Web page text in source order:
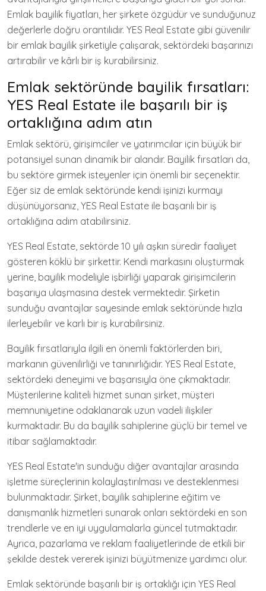
Emlak bayilik fiyatları, her şirkete özgüdür ve sunduğunuz
değerlerle doğru orantılıdır. YES Real Estate gibi güvenilir
bir emlak bayilik şirketiyle çalışarak, sektördeki başarınızı
artırabilir ve kârlı bir iş kurabilirsiniz.
Emlak sektöründe bayilik fırsatları:
YES Real Estate ile başarılı bir iş
ortaklığına adım atın
Emlak sektörü, girişimciler ve yatırımcılar için büyük bir
potansiyel sunan dinamik bir alandır. Bayilik fırsatları da,
bu sektöre girmek isteyenler için önemli bir seçenektir.
Eğer siz de emlak sektöründe kendi işinizi kurmayı
düşünüyorsanız, YES Real Estate ile başarılı bir iş
ortaklığına adım atabilirsiniz.
YES Real Estate, sektörde 10 yılı aşkın süredir faaliyet
gösteren köklü bir şirkettir. Kendi markasını oluşturmak
yerine, bayilik modeliyle işbirliği yaparak girişimcilerin
başarıya ulaşmasına destek vermektedir. Şirketin
sunduğu avantajlar sayesinde emlak sektöründe hızla
ilerleyebilir ve karlı bir iş kurabilirsiniz.
Bayilik fırsatlarıyla ilgili en önemli faktörlerden biri,
markanın güvenilirliği ve tanınırlığıdır. YES Real Estate,
sektördeki deneyimi ve başarısıyla öne çıkmaktadır.
Müşterilerine kaliteli hizmet sunan şirket, müşteri
memnuniyetine odaklanarak uzun vadeli ilişkiler
kurmaktadır. Bu da bayilik sahiplerine güçlü bir temel ve
itibar sağlamaktadır.
YES Real Estate'in sunduğu diğer avantajlar arasında
işletme süreçlerinin kolaylaştırılması ve desteklenmesi
bulunmaktadır. Şirket, bayilik sahiplerine eğitim ve
danışmanlık hizmetleri sunarak onları sektördeki en son
trendlerle ve en iyi uygulamalarla güncel tutmaktadır.
Ayrıca, pazarlama ve reklam faaliyetlerinde de etkili bir
şekilde destek vererek işinizi büyütmenize yardımcı olur.
Emlak sektöründe başarılı bir iş ortaklığı için YES Real